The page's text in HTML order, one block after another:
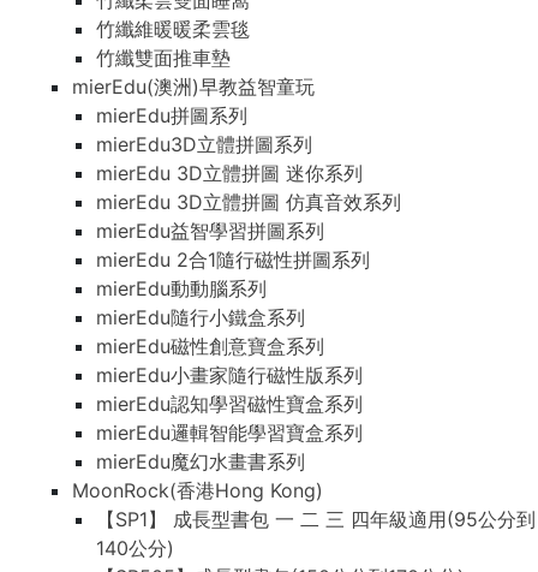
竹纖維暖暖柔雲毯
竹纖雙面推車墊
mierEdu(澳洲)早教益智童玩
mierEdu拼圖系列
mierEdu3D立體拼圖系列
mierEdu 3D立體拼圖 迷你系列
mierEdu 3D立體拼圖 仿真音效系列
mierEdu益智學習拼圖系列
mierEdu 2合1隨行磁性拼圖系列
mierEdu動動腦系列
mierEdu隨行小鐵盒系列
mierEdu磁性創意寶盒系列
mierEdu小畫家隨行磁性版系列
mierEdu認知學習磁性寶盒系列
mierEdu邏輯智能學習寶盒系列
mierEdu魔幻水畫書系列
MoonRock(香港Hong Kong)
【SP1】 成長型書包 一 二 三 四年級適用(95公分到
140公分)